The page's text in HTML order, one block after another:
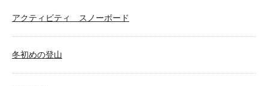
アクティビティ スノーボード
冬初めの登山